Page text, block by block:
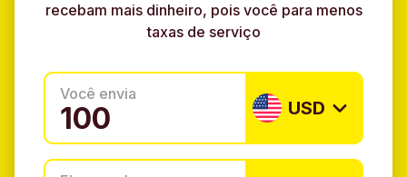
recebam mais dinheiro, pois você para menos
taxas de serviço
Você envia
USD